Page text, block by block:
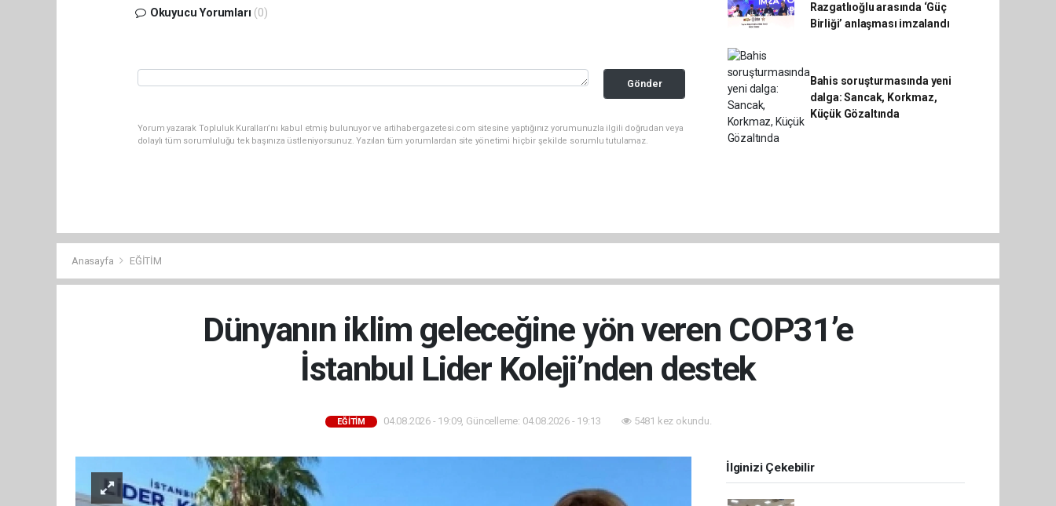
Okuyucu Yorumları (0)
Gönder
Yorum yazarak Topluluk Kuralları’nı kabul etmiş bulunuyor ve artihabergazetesi.com sitesine yaptığınız yorumunuzla ilgili doğrudan veya
dolaylı tüm sorumluluğu tek başınıza üstleniyorsunuz. Yazılan tüm yorumlardan site yönetimi hiçbir şekilde sorumlu tutulamaz.
Razgatlıoğlu arasında ‘Güç
Birliği’ anlaşması imzalandı
Bahis soruşturmasında yeni
dalga: Sancak, Korkmaz,
Küçük Gözaltında
Anasayfa EĞİTİM
Dünyanın iklim geleceğine yön veren COP31’e
İstanbul Lider Koleji’nden destek
EĞİTİM 04.08.2026 - 19:09, Güncelleme: 04.08.2026 - 19:13 5481 kez okundu.
İlginizi Çekebilir